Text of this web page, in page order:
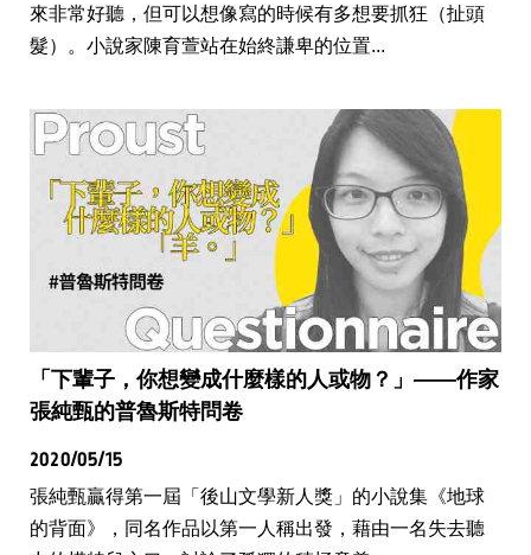
來非常好聽，但可以想像寫的時候有多想要抓狂（扯頭
髮）。小說家陳育萱站在始終謙卑的位置...
「下輩子，你想變成什麼樣的人或物？」——作家
張純甄的普魯斯特問卷
2020/05/15
張純甄贏得第一屆「後山文學新人獎」的小說集《地球
的背面》，同名作品以第一人稱出發，藉由一名失去聽